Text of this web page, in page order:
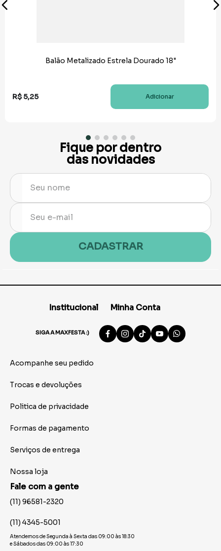
Balão Metalizado Estrela Dourado 18"
R$ 5,25 Adicionar
Fique por dentro
das novidades
CADASTRAR
Institucional Minha Conta
SIGA A MAXFESTA :)
Acompanhe seu pedido
Trocas e devoluções
Politica de privacidade
Formas de pagamento
Serviços de entrega
Nossa loja
Fale com a gente
(11) 96581-2320
(11) 4345-5001
Atendemos de Segunda à Sexta das 09:00 às 18:30
e Sábados das 09:00 às 17:30